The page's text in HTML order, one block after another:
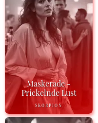
Maskerade -
Prickelnde Lust
SKORPION